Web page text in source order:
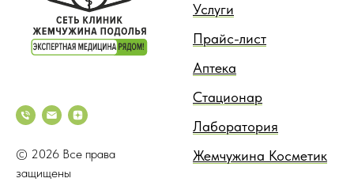
© 2026 Все права
защищены
Услуги
Прайс-лист
Аптека
Стационар
Лаборатория
Жемчужина Косметик